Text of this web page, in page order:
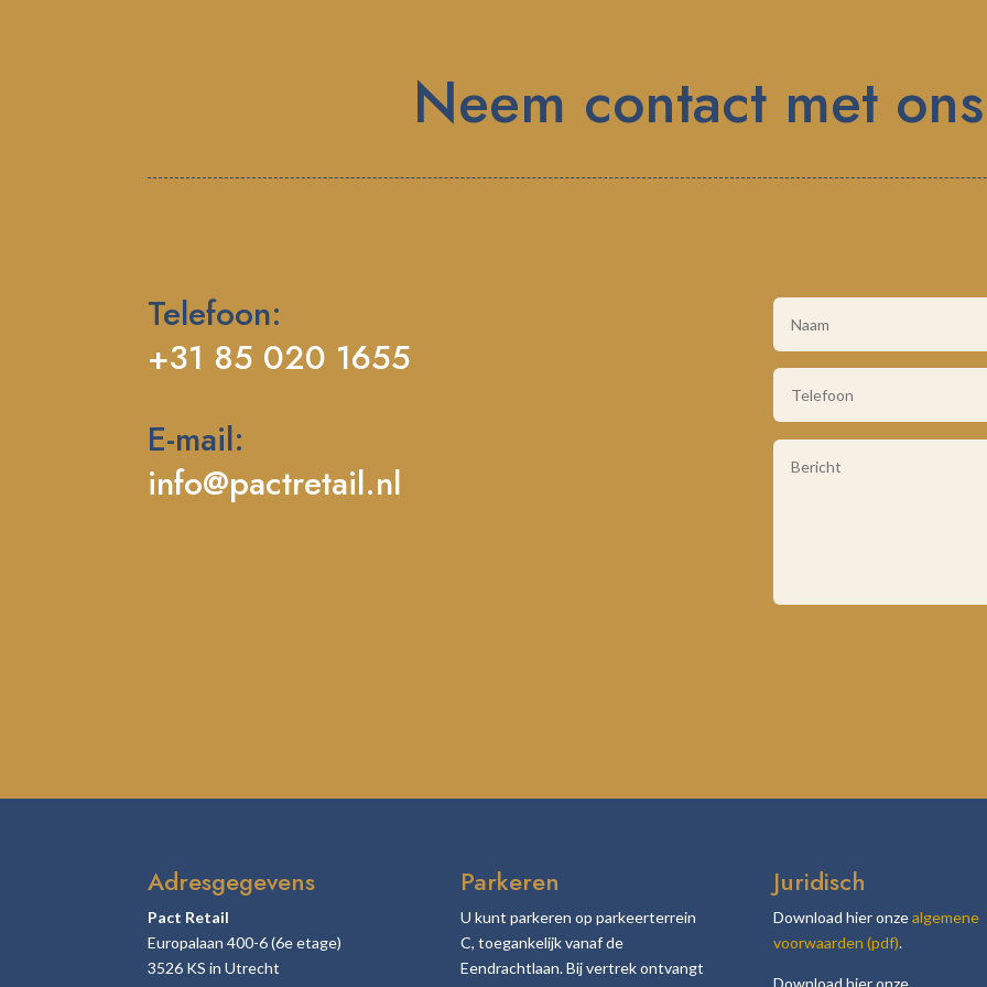
Neem contact met
Telefoon:
+31 85 020 1655
E-mail:
info@pactretail.nl
Adresgegevens
Pact Retail
Europalaan 400-6 (6e etage)
3526 KS in Utrecht
Parkeren
U kunt parkeren op parkeerterrein
C, toegankelijk vanaf de
Eendrachtlaan. Bij vertrek ontvangt
Juridisch
Download hier onzealgemene
voorwaarden (pdf).
Download hier onze